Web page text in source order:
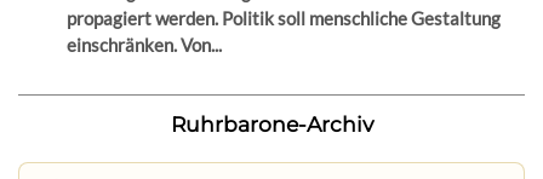
propagiert werden. Politik soll menschliche Gestaltung
einschränken. Von...
Ruhrbarone-Archiv